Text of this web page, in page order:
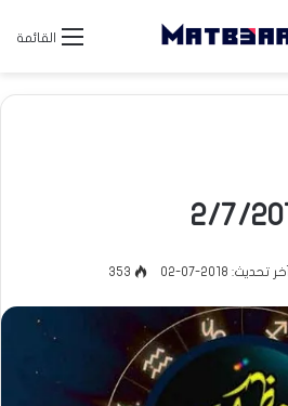
القائمة
آخر تحديث: 2018-07-02 353